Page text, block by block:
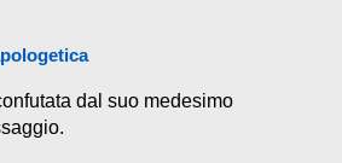
dal suo medesimo